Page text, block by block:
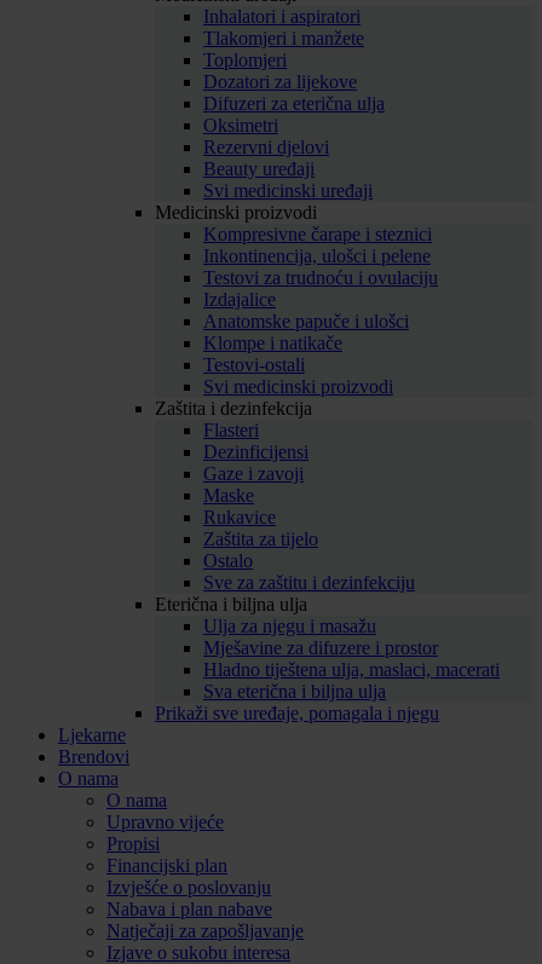
Inhalatori i aspiratori
Tlakomjeri i manžete
Toplomjeri
Dozatori za lijekove
Difuzeri za eterična ulja
Oksimetri
Rezervni djelovi
Beauty uređaji
Svi medicinski uređaji
Medicinski proizvodi
Kompresivne čarape i steznici
Inkontinencija, ulošci i pelene
Testovi za trudnoću i ovulaciju
Izdajalice
Anatomske papuče i ulošci
Klompe i natikače
Testovi-ostali
Svi medicinski proizvodi
Zaštita i dezinfekcija
Flasteri
Dezinficijensi
Gaze i zavoji
Maske
Rukavice
Zaštita za tijelo
Ostalo
Sve za zaštitu i dezinfekciju
Eterična i biljna ulja
Ulja za njegu i masažu
Mješavine za difuzere i prostor
Hladno tiještena ulja, maslaci, macerati
Sva eterična i biljna ulja
Prikaži sve uređaje, pomagala i njegu
Ljekarne
Brendovi
O nama
O nama
Upravno vijeće
Propisi
Financijski plan
Izvješće o poslovanju
Nabava i plan nabave
Natječaji za zapošljavanje
Izjave o sukobu interesa